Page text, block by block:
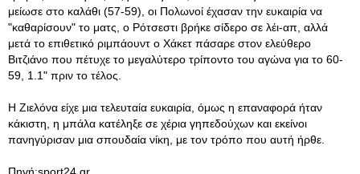
μείωσε στο καλάθι (57-59), οι Πολωνοί έχασαν την ευκαιρία να
"καθαρίσουν" το ματς, ο Ρότσεστι βρήκε σίδερο σε λέι-απ, αλλά
μετά το επιθετικό ριμπάουντ ο Χάκετ πάσαρε στον ελεύθερο
Βιτζιάνο που πέτυχε το μεγαλύτερο τρίποντο του αγώνα για το 60-
59, 1.1" πριν το τέλος.
Η Ζιελόνα είχε μια τελευταία ευκαιρία, όμως η επαναφορά ήταν
κάκιστη, η μπάλα κατέληξε σε χέρια γηπεδούχων και εκείνοι
πανηγύρισαν μια σπουδαία νίκη, με τον τρόπο που αυτή ήρθε.